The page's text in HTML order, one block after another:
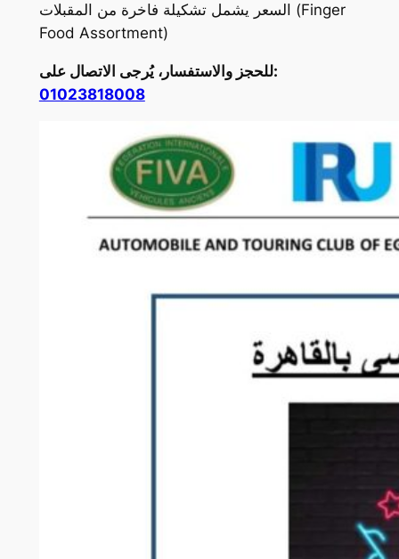
السعر يشمل تشكيلة فاخرة من المقبلات (Finger
Food Assortment)
للحجز والاستفسار، يُرجى الاتصال على:
01023818008